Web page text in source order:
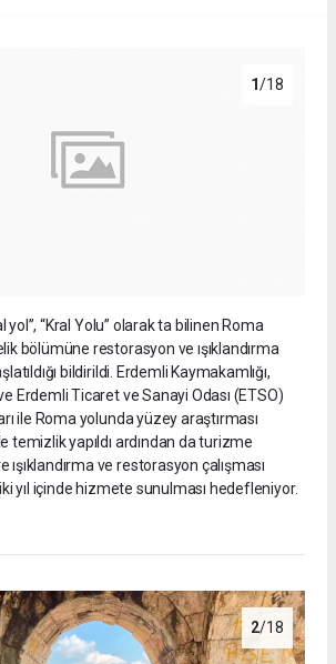
1/18
yol’’, “Kral Yolu” olarak ta bilinen Roma
bölümüne restorasyon ve ışıklandırma
bildirildi. Erdemli Kaymakamlığı,
Erdemli Ticaret ve Sanayi Odası (ETSO)
ile Roma yolunda yüzey araştırması
temizlik yapıldı ardından da turizme
ışıklandırma ve restorasyon çalışması
yıl içinde hizmete sunulması hedefleniyor.
2/18